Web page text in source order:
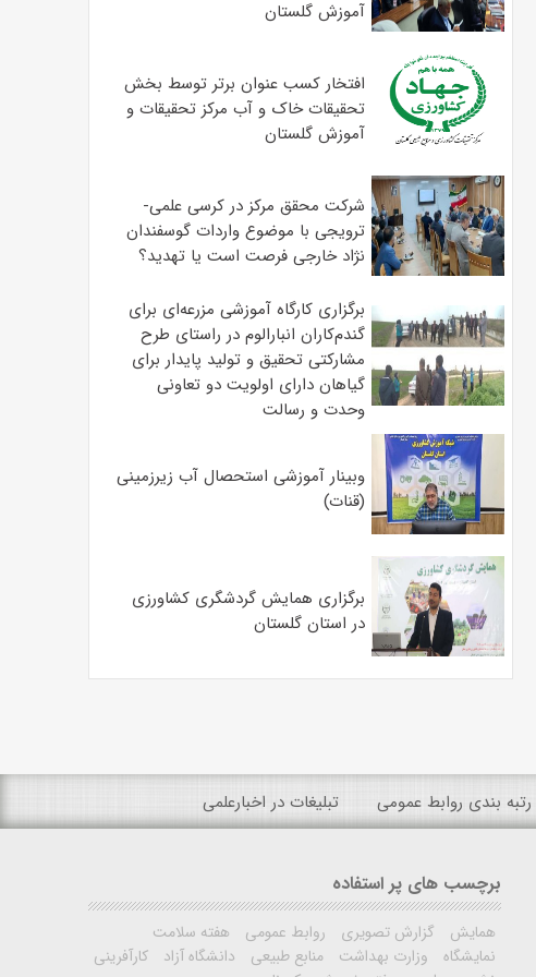
آموزش گلستان
افتخار کسب عنوان برتر توسط بخش
تحقیقات خاک و آب مرکز تحقیقات و
آموزش گلستان
شرکت محقق مرکز در کرسی علمی-
ترویجی با موضوع واردات گوسفندان
نژاد خارجی فرصت است یا تهدید؟
برگزاری کارگاه آموزشی مزرعه‌ای برای
گندم‌کاران انبارالوم در راستای طرح
مشارکتی تحقیق و تولید پایدار برای
گیاهان دارای اولویت دو تعاونی
وحدت و رسالت
وبینار آموزشی استحصال آب زیرزمینی
(قنات)
برگزاری همایش گردشگری کشاورزی
در استان گلستان
رتبه بندی روابط عمومی تبلیغات در اخبارعلمی
برچسب های پر استفاده
همایش گزارش تصویری روابط عمومی
هفته سلامت
نمایشگاه
وزارت بهداشت منابع طبیعی دانشگاه آزاد
کارآفرینی